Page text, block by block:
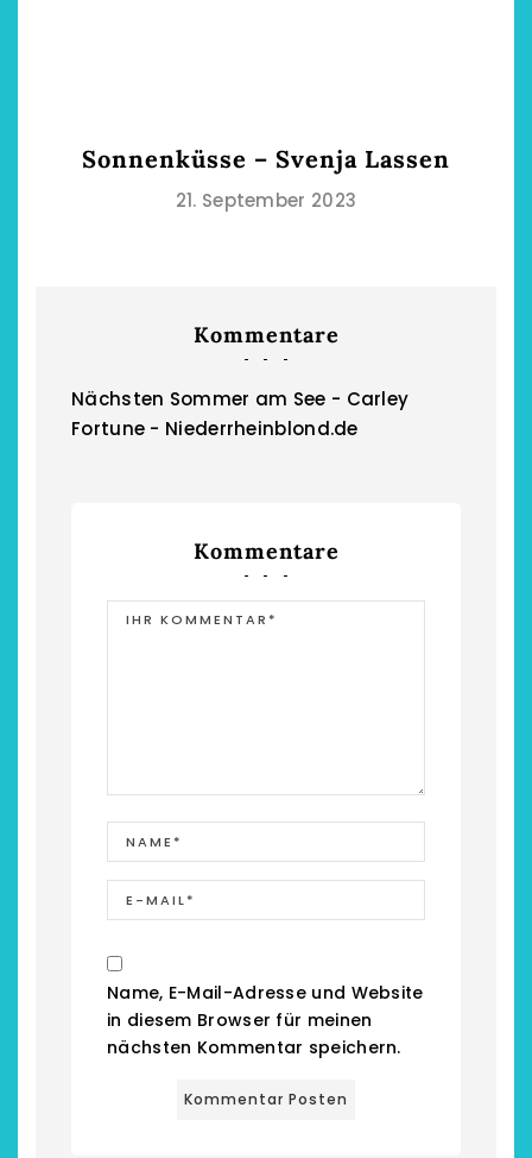
Sonnenküsse – Svenja Lassen
21. September 2023
Kommentare
Nächsten Sommer am See - Carley
Fortune - Niederrheinblond.de
Kommentare
Name, E-Mail-Adresse und Website
in diesem Browser für meinen
nächsten Kommentar speichern.